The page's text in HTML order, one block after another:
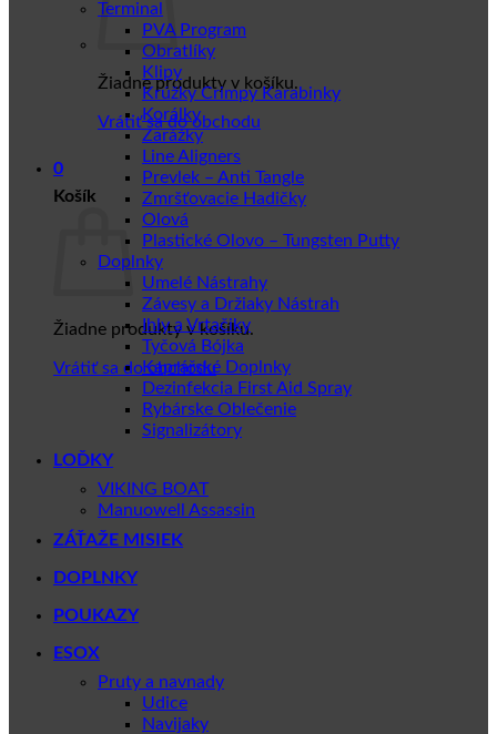
Žiadne produkty v košíku.
Vrátiť sa do obchodu
0
Košík
Žiadne produkty v košíku.
Vrátiť sa do obchodu
Terminal
PVA Program
Obratlíky
Klipy
Krúžky Crimpy Karabinky
Korálky
Zarážky
Line Aligners
Prevlek – Anti Tangle
Zmršťovacie Hadičky
Olová
Plastické Olovo – Tungsten Putty
Doplnky
Umelé Nástrahy
Závesy a Držiaky Nástrah
Ihly a Vrtačiky
Tyčová Bójka
Kaprářské Doplnky
Dezinfekcia First Aid Spray
Rybárske Oblečenie
Signalizátory
LOĎKY
VIKING BOAT
Manuowell Assassin
ZÁŤAŽE MISIEK
DOPLNKY
POUKAZY
ESOX
Pruty a navnady
Udice
Navijaky